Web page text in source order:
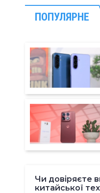
ПОПУЛЯРНЕ
Чи довіряєте
китайської